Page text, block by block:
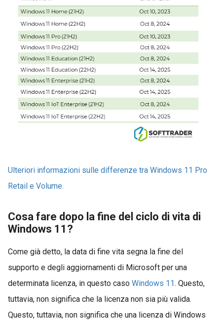
Ulteriori informazioni sulle differenze tra Windows 11 Pro
Retail e Volume.
Cosa fare dopo la fine del ciclo di vita di
Windows 11?
Come già detto, la data di fine vita segna la fine del
supporto e degli aggiornamenti di Microsoft per una
determinata licenza, in questo caso Windows 11. Questo,
tuttavia, non significa che la licenza non sia più valida.
Questo, tuttavia, non significa che una licenza di Windows